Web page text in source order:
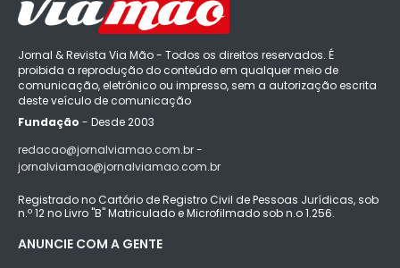
Jornal & Revista Via Mão - Todos os direitos reservados. É
proibida a reprodução do conteúdo em qualquer meio de
comunicação, eletrônico ou impresso, sem a autorização escrita
deste veículo de comunicação
Fundação - Desde 2003
redacao@jornalviamao.com.br -
jornalviamao@jornalviamao.com.br
Registrado no Cartório de Registro Civil de Pessoas Jurídicas, sob
n.º 12 no Livro "B" Matriculado e Microfilmado sob n.o 1.256.
ANUNCIE COM A GENTE